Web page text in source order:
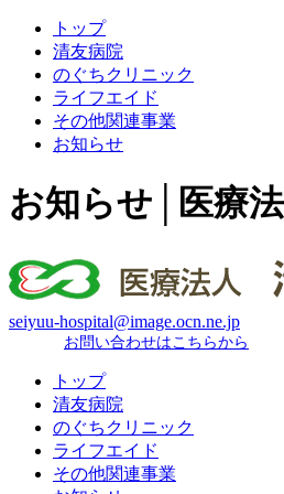
トップ
清友病院
のぐちクリニック
ライフエイド
その他関連事業
お知らせ
お知らせ│医療
seiyuu-hospital@image.ocn.ne.jp
お問い合わせはこちらから
トップ
清友病院
のぐちクリニック
ライフエイド
その他関連事業